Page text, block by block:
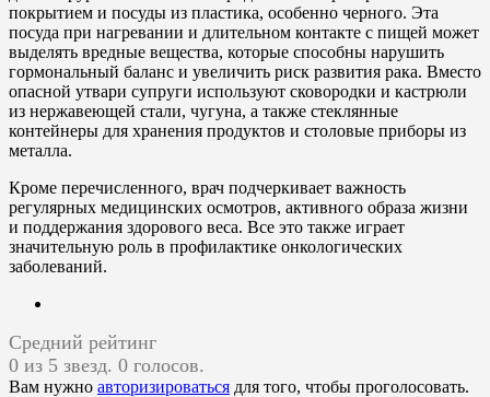
покрытием и посуды из пластика, особенно черного. Эта
посуда при нагревании и длительном контакте с пищей может
выделять вредные вещества, которые способны нарушить
гормональный баланс и увеличить риск развития рака. Вместо
опасной утвари супруги используют сковородки и кастрюли
из нержавеющей стали, чугуна, а также стеклянные
контейнеры для хранения продуктов и столовые приборы из
металла.
Кроме перечисленного, врач подчеркивает важность
регулярных медицинских осмотров, активного образа жизни
и поддержания здорового веса. Все это также играет
значительную роль в профилактике онкологических
заболеваний.
Средний рейтинг
0 из 5 звезд. 0 голосов.
Вам нужно авторизироваться для того, чтобы проголосовать.